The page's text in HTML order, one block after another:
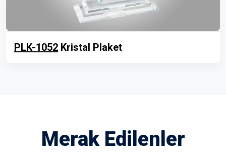
PLK-1052 Kristal Plaket
Merak Edilenler